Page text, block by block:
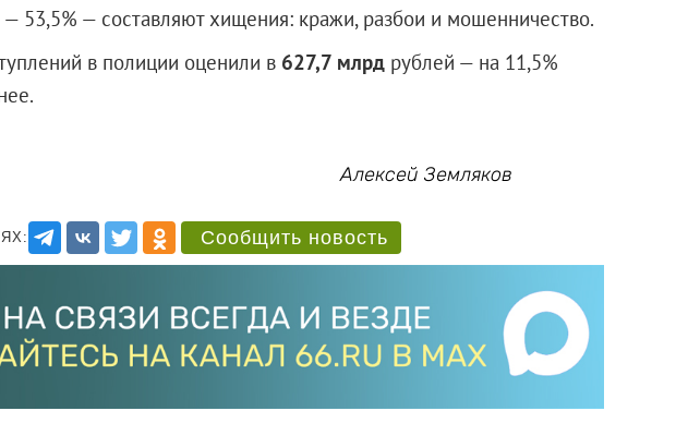
— 53,5% — составляют хищения: кражи, разбои и мошенничество.
в полиции оценили в 627,7 млрдрублей — на 11,5%
Алексей Земляков
Сообщить новость